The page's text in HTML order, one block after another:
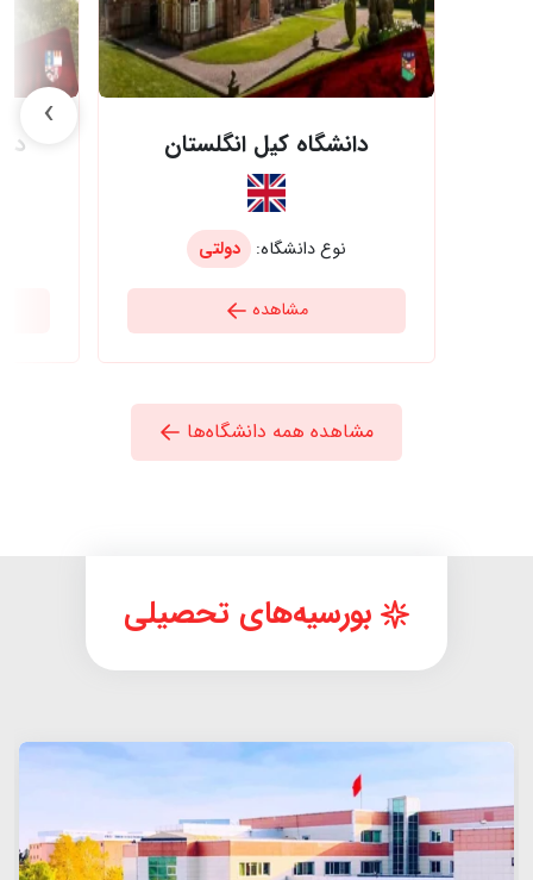
دانشگاه کیل انگلستان
نوع دانشگاه: دولتی
مشاهده
›
مشاهده همه دانشگاه‌ها
بورسیه‌های تحصیلی